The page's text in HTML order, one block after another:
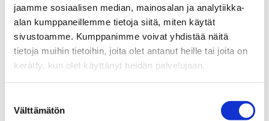
jaamme sosiaalisen median, mainosalan ja analytiikka-
alan kumppaneillemme tietoja siitä, miten käytät
sivustoamme. Kumppanimme voivat yhdistää näitä
tietoja muihin tietoihin, joita olet antanut heille tai joita on
kerätty, kun olet käyttänyt heidän palvelujaan.
valinta
Välttämätön